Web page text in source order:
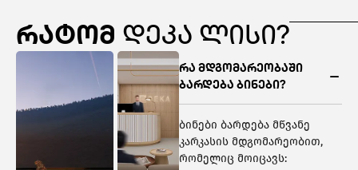
რატომ დეკა ლისი?
რა მდგომარეობაში
ბარდება ბინები?
ბინები ბარდება მწვანე
კარკასის მდგომარეობით,
რომელიც მოიცავს: